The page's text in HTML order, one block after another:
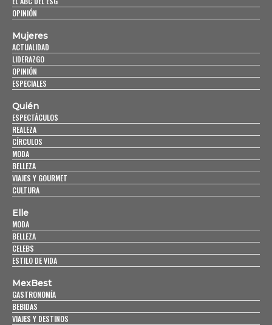
OPINIÓN
Mujeres
ACTUALIDAD
LIDERAZGO
OPINIÓN
ESPECIALES
Quién
ESPECTÁCULOS
REALEZA
CÍRCULOS
MODA
BELLEZA
VIAJES Y GOURMET
CULTURA
Elle
MODA
BELLEZA
CELEBS
ESTILO DE VIDA
MexBest
GASTRONOMÍA
BEBIDAS
VIAJES Y DESTINOS